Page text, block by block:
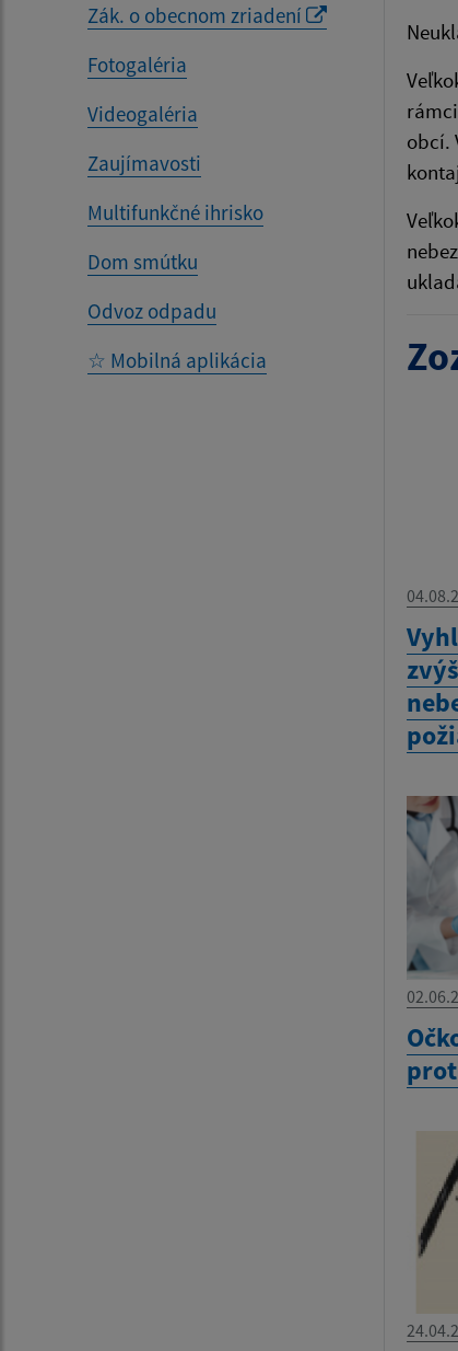
Zák. o obecnom zriadení
Fotogaléria
Videogaléria
Zaujímavosti
Multifunkčné ihrisko
Dom smútku
Odvoz odpadu
☆ Mobilná aplikácia
obcí.